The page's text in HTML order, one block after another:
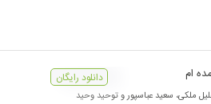
ام
ملکی، سعید عباسپوروتوحید وحید
دانلود رایگان